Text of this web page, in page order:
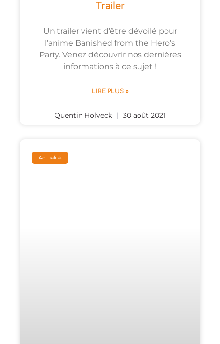
Trailer
Un trailer vient d’être dévoilé pour
l’anime Banished from the Hero’s
Party. Venez découvrir nos dernières
informations à ce sujet !
LIRE PLUS »
Quentin Holveck 30 août 2021
Actualité